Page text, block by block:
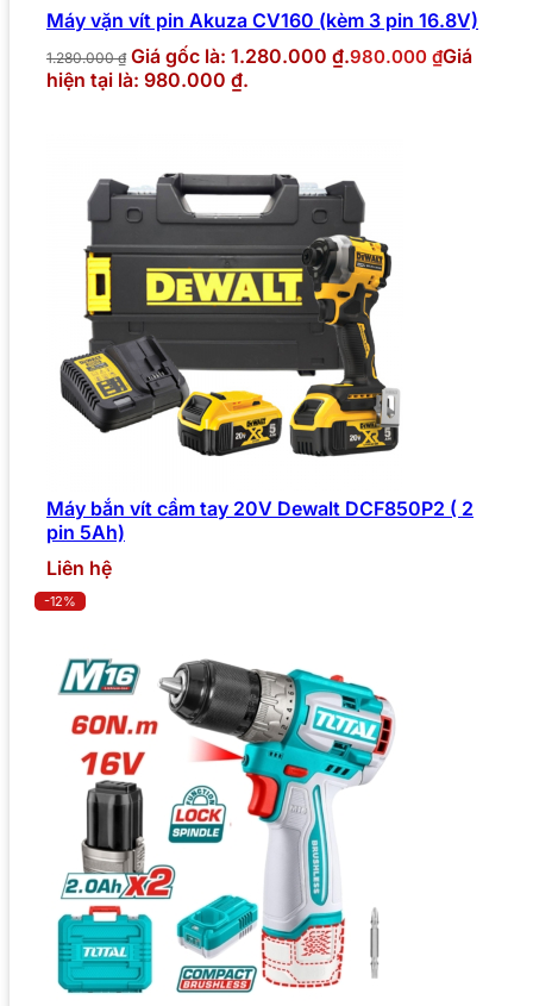
Máy vặn vít pin Akuza CV160 (kèm 3 pin 16.8V)
1.280.000₫ Giá gốc là: 1.280.000 ₫.980.000 ₫Giá
hiện tại là: 980.000 ₫.
Máy bắn vít cầm tay 20V Dewalt DCF850P2 ( 2
pin 5Ah)
Liên hệ
-12%